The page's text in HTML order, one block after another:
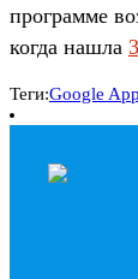
программе
когда нашла
Теги:Google